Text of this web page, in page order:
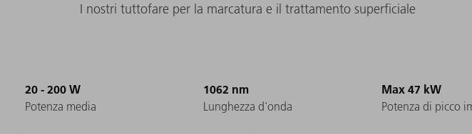
I nostri tuttofare per la marcatura e il trattamento superficiale
20 - 200 W
Potenza media
1062 nm
Lunghezza d'onda
Max 47 kW
Potenza di picco